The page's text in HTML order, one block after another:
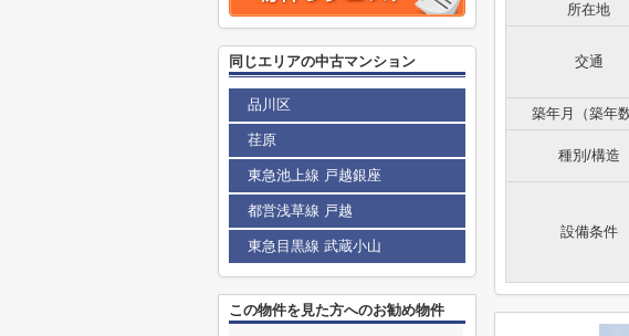
所在地
交通
築年月（築年数
種別/構造
設備条件
同じエリアの中古マンション
品川区
荏原
東急池上線 戸越銀座
都営浅草線 戸越
東急目黒線 武蔵小山
この物件を見た方へのお勧め物件